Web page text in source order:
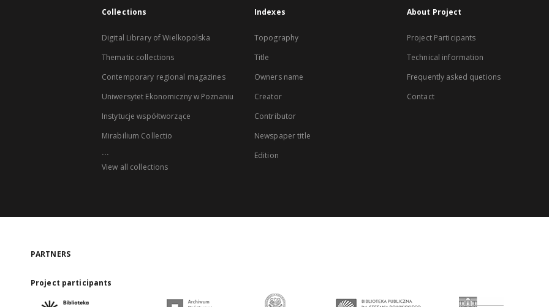
Collections
Digital Library of Wielkopolska
Thematic collections
Contemporary regional magazines
Uniwersytet Ekonomiczny w Poznaniu
Instytucje współtworzące
Mirabilium Collectio
...
View all collections
Indexes
Topography
Title
Owners name
Creator
Contributor
Newspaper title
Edition
About Project
Project Participants
Technical information
Frequently asked quetions
Contact
PARTNERS
Project participants